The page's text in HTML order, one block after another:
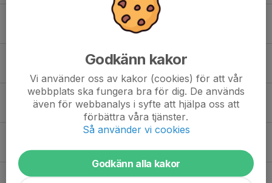
GBK skriver ungdomskontrakt med Roman Rahmani
Silas Klintefelt skriver ungdomskontrakt
9 jul, 16:00
Ungdomskontrakt för Robin Bjelkenberg
7 jul, 20:10
GBK:s målvaktstalang på Rikslägret i Halmstad
Godkänn kakor
Vi använder oss av kakor (cookies) för att vår
webbplats ska fungera bra för dig. De används
även för webbanalys i syfte att hjälpa oss att
förbättra våra tjänster.
Så använder vi cookies
Godkänn alla kakor